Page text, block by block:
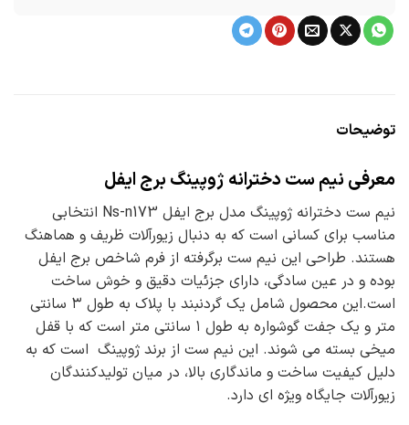
توضیحات
معرفی نیم ست دخترانه ژوپینگ برج ایفل
نیم ست دخترانه ژوپینگ مدل برج ایفل Ns-n173 انتخابی
مناسب برای کسانی است که به دنبال زیورآلات ظریف و هماهنگ
هستند. طراحی این نیم ست برگرفته از فرم شاخص برج ایفل
بوده و در عین سادگی، دارای جزئیات دقیق و خوش ساخت
است.این محصول شامل یک گردنبند با پلاک به طول ۳ سانتی
متر و یک جفت گوشواره به طول ۱ سانتی متر است که با قفل
میخی بسته می شوند. این نیم ست از برند ژوپینگ است که به
دلیل کیفیت ساخت و ماندگاری بالا، در میان تولیدکنندگان
زیورآلات جایگاه ویژه ای دارد.